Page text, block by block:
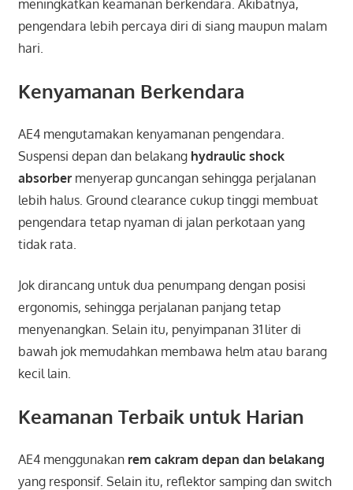
meningkatkan keamanan berkendara. Akibatnya,
pengendara lebih percaya diri di siang maupun malam
hari.
Kenyamanan Berkendara
AE4 mengutamakan kenyamanan pengendara.
Suspensi depan dan belakang hydraulic shock
absorbermenyerap guncangan sehingga perjalanan
lebih halus. Ground clearance cukup tinggi membuat
pengendara tetap nyaman di jalan perkotaan yang
tidak rata.
Jok dirancang untuk dua penumpang dengan posisi
ergonomis, sehingga perjalanan panjang tetap
menyenangkan. Selain itu, penyimpanan 31 liter di
bawah jok memudahkan membawa helm atau barang
kecil lain.
Keamanan Terbaik untuk Harian
AE4 menggunakan rem cakram depan dan belakang
yang responsif. Selain itu, reflektor samping dan switch